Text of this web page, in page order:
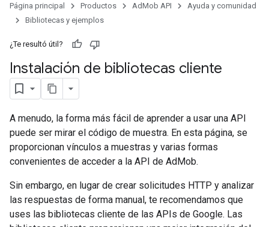
Página principal Productos AdMob API
Ayuda y comunidad
Bibliotecas y ejemplos
¿Te resultó útil?
Instalación de bibliotecas cliente
A menudo, la forma más fácil de aprender a usar una API
puede ser mirar el código de muestra. En esta página, se
proporcionan vínculos a muestras y varias formas
convenientes de acceder a la API de AdMob.
Sin embargo, en lugar de crear solicitudes HTTP y analizar
las respuestas de forma manual, te recomendamos que
uses las bibliotecas cliente de las APIs de Google. Las